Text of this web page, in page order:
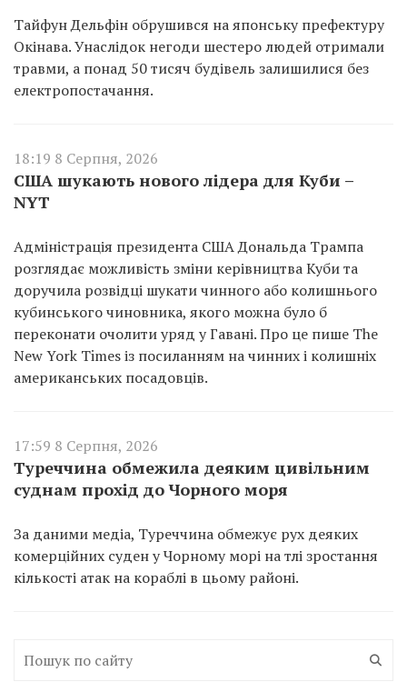
Тайфун Дельфін обрушився на японську префектуру
Окінава. Унаслідок негоди шестеро людей отримали
травми, а понад 50 тисяч будівель залишилися без
електропостачання.
18:19 8 Серпня, 2026
США шукають нового лідера для Куби –
NYT
Адміністрація президента США Дональда Трампа
розглядає можливість зміни керівництва Куби та
доручила розвідці шукати чинного або колишнього
кубинського чиновника, якого можна було б
переконати очолити уряд у Гавані. Про це пише The
New York Times із посиланням на чинних і колишніх
американських посадовців.
17:59 8 Серпня, 2026
Туреччина обмежила деяким цивільним
суднам прохід до Чорного моря
За даними медіа, Туреччина обмежує рух деяких
комерційних суден у Чорному морі на тлі зростання
кількості атак на кораблі в цьому районі.